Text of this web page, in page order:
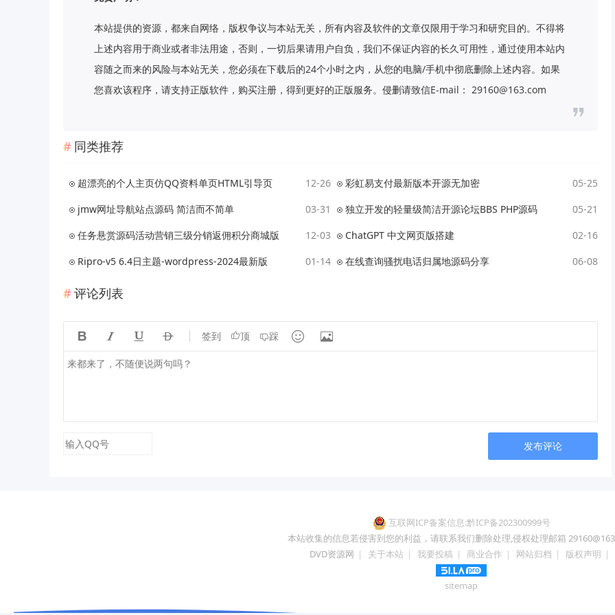
本站提供的资源，都来自网络，版权争议与本站无关，所有内容及软件的文章仅限用于学习和研究目的。不得将
上述内容用于商业或者非法用途，否则，一切后果请用户自负，我们不保证内容的长久可用性，通过使用本站内
容随之而来的风险与本站无关，您必须在下载后的24个小时之内，从您的电脑/手机中彻底删除上述内容。如果
您喜欢该程序，请支持正版软件，购买注册，得到更好的正版服务。侵删请致信E-mail： 29160@163.com
同类推荐
超漂亮的个人主页仿QQ资料单页HTML引导页 12-26 彩虹易支付最新版本开源无加密
05-25
jmw网址导航站点源码 简洁而不简单
03-31 独立开发的轻量级简洁开源论坛BBS PHP源码
05-21
任务悬赏源码活动营销三级分销返佣积分商城版
12-03 ChatGPT 中文网页版搭建
02-16
Ripro-v5 6.4日主题-wordpress-2024最新版
01-14 在线查询骚扰电话归属地源码分享 06-08
评论列表
    签到 顶 踩  
发布评论
互联网ICP备案信息:黔ICP备202300999号
本站收集的信息若侵害到您的利益，请联系我们删除处理,侵权处理邮箱
DVD资源网 | 关于本站 | 我要投稿 | 商业合作 | 网站归档 | 版权声明 |
sitemap